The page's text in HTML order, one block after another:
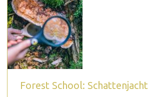
Forest School: Schattenjacht